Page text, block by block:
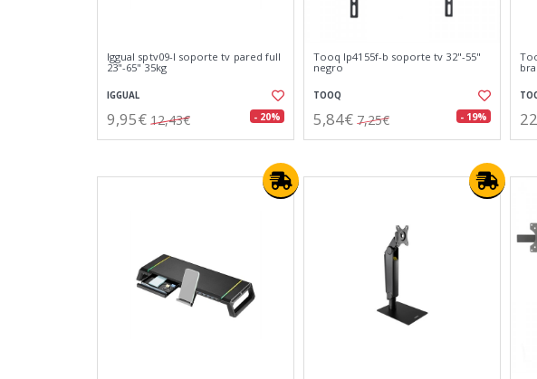
Iggual sptv09-l soporte tv pared full
23"-65" 35kg
IGGUAL
9,95€ 12,43€ - 20%
Tooq lp4155f-b soporte tv 32"-55"
negro
TOOQ
5,84€ 7,25€ - 19%